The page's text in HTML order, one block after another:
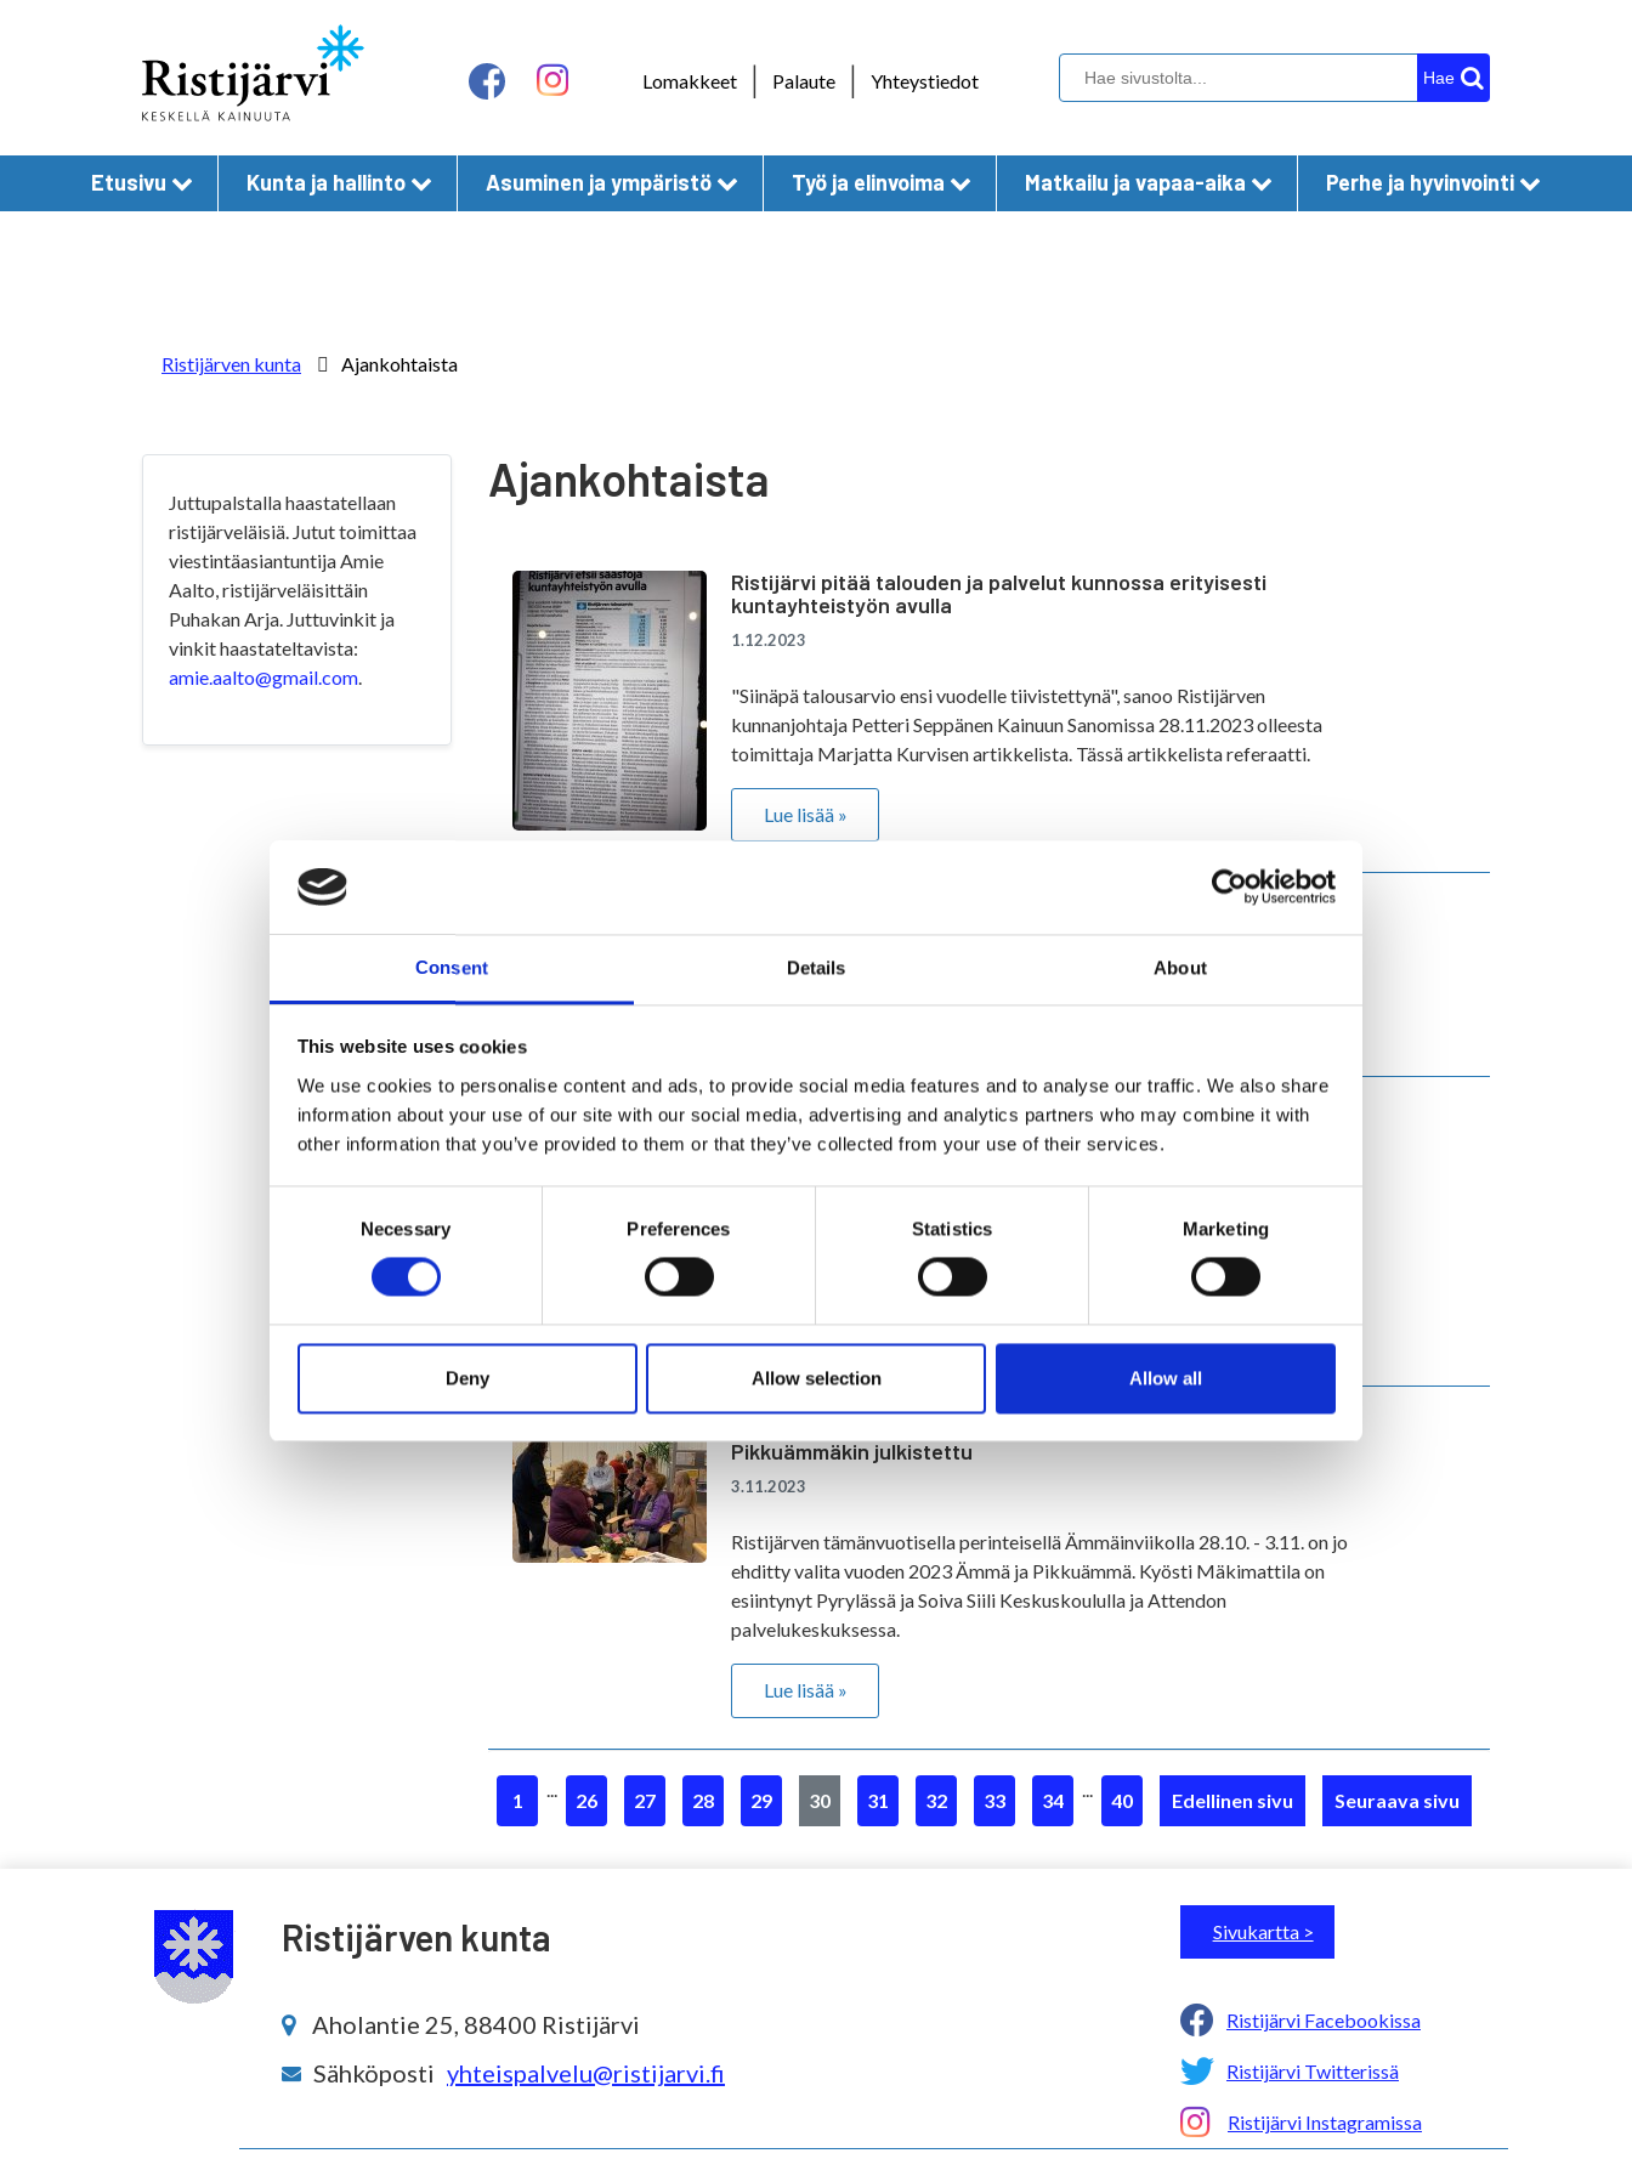
Consent Details About
This website uses cookies
We use cookies to personalise content and ads, to provide social media features and to analyse our traffic. We also share
information about your use of our site with our social media, advertising and analytics partners who may combine it with
other information that you’ve provided to them or that they’ve collected from your use of their services.
Necessary Preferences Statistics Marketing
Deny Allow selection Allow all
Lomakkeet | Palaute | Yhteystiedot Hae
Etusivu Kunta ja hallinto Asuminen ja ympäristö Työ ja elinvoima Matkailu ja vapaa-aika Perhe ja hyvinvointi
Ristijärven kunta Ajankohtaista
Juttupalstalla haastatellaan
ristijärveläisiä. Jutut toimittaa
viestintäasiantuntija Amie
Aalto, ristijärveläisittäin
Puhakan Arja. Juttuvinkit ja
vinkit haastateltavista:
amie.aalto@gmail.com.
Ajankohtaista
Ristijärvi pitää talouden ja palvelut kunnossa erityisesti
kuntayhteistyön avulla
1.12.2023
"Siinäpä talousarvio ensi vuodelle tiivistettynä", sanoo Ristijärven
kunnanjohtaja Petteri Seppänen Kainuun Sanomissa 28.11.2023 olleesta
toimittaja Marjatta Kurvisen artikkelista. Tässä artikkelista referaatti.
Lue lisää »
Markkinoinnilla näkyvyyttä, yhteistyöllä mahdollisuuksia
20.11.2023
mitkä asiat meidän kunnassamme toimii ja mitkä vaativat lisäpanostusta ja
toimenpiteitä", kunnan henkilöstö sanoo.
Lue lisää »
Pikkuämmäkin julkistettu
3.11.2023
Ristijärven tämänvuotisella perinteisellä Ämmäinviikolla 28.10. - 3.11. on jo
ehditty valita vuoden 2023 Ämmä ja Pikkuämmä. Kyösti Mäkimattila on
esiintynyt Pyrylässä ja Soiva Siili Keskuskoululla ja Attendon
palvelukeskuksessa.
Lue lisää »
1 26 27 28 29 30 31 32 33 34 40 Edellinen sivu Seuraava sivu
Ristijärven kunta
Aholantie 25, 88400 Ristijärvi
Sähköposti yhteispalvelu@ristijarvi.fi
Sivukartta >
Ristijärvi Facebookissa
Ristijärvi Twitterissä
Ristijärvi Instagramissa